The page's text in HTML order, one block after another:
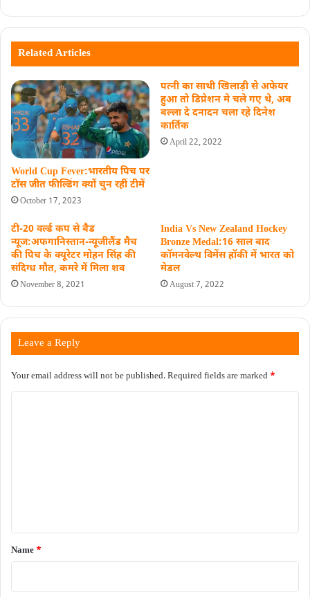
Related Articles
World Cup Fever:भारतीय पिच पर
टॉस जीत फील्डिंग क्‍यों चुन रहीं टीमें
October 17, 2023
पत्नी का साथी खिलाड़ी से अफेयर
हुआ तो डिप्रेशन मे चले गए थे, अब
बल्ला दे दनादन चला रहे दिनेश
कार्तिक
April 22, 2022
टी-20 वर्ल्ड कप से बैड
न्यूज:अफगानिस्तान-न्यूजीलैंड मैच
की पिच के क्यूरेटर मोहन सिंह की
संदिग्ध मौत, कमरे में मिला शव
November 8, 2021
India Vs New Zealand Hockey
Bronze Medal:16 साल बाद
कॉमनवेल्थ विमेंस हॉकी में भारत को
मेडल
August 7, 2022
Leave a Reply
Your email address will not be published.Required fields are marked *
*
Name *